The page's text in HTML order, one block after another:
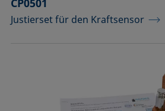
CP0501
Justierset für den Kraftsensor